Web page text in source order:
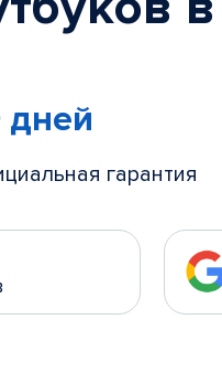
дней
гарантия